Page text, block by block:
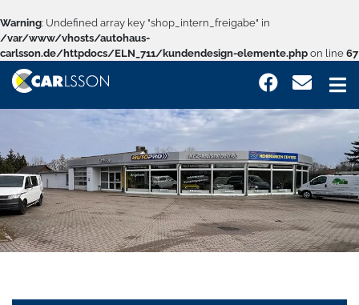
Warning: Undefined array key "shop_intern_freigabe" in
/var/www/vhosts/autohaus-
carlsson.de/httpdocs/ELN_711/kundendesign-elemente.php on line 67